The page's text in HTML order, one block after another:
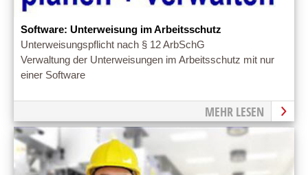
Software: Unterweisung im Arbeitsschutz
Unterweisungspflicht nach § 12 ArbSchG
Verwaltung der Unterweisungen im Arbeitsschutz mit nur
einer Software
MEHR LESEN